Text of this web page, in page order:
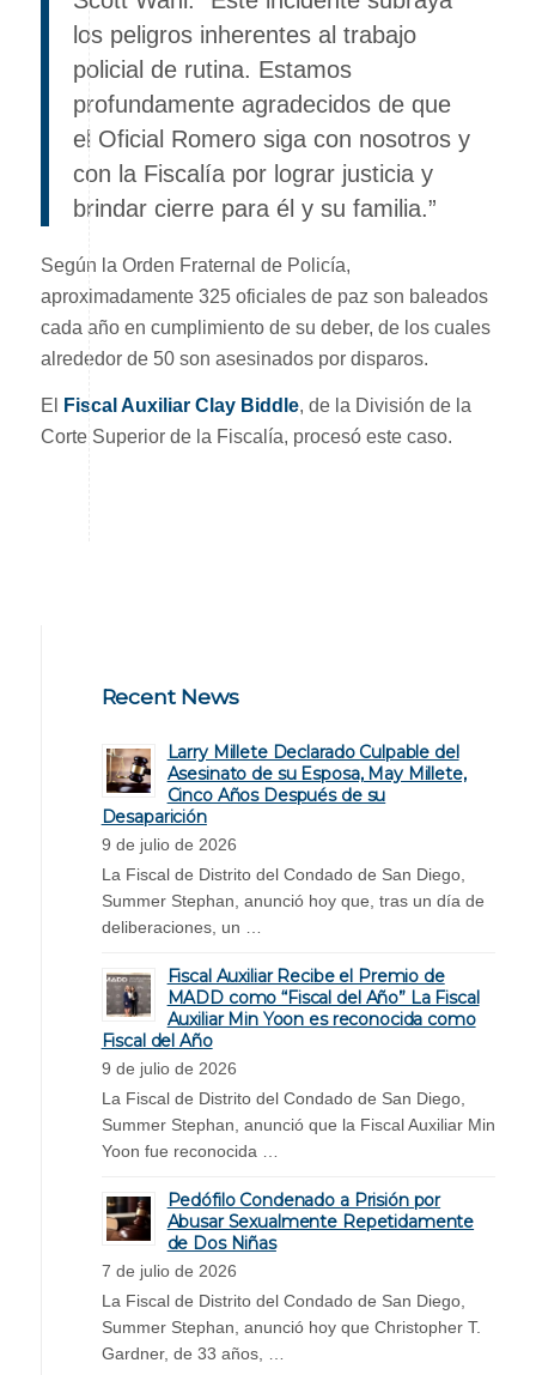
los peligros inherentes al trabajo
policial de rutina. Estamos
profundamente agradecidos de que
el Oficial Romero siga con nosotros y
con la Fiscalía por lograr justicia y
brindar cierre para él y su familia.”
Según la Orden Fraternal de Policía,
aproximadamente 325 oficiales de paz son baleados
cada año en cumplimiento de su deber, de los cuales
alrededor de 50 son asesinados por disparos.
El Fiscal Auxiliar Clay Biddle, de la División de la
Corte Superior de la Fiscalía, procesó este caso.
Recent News
Larry Millete Declarado Culpable del
Asesinato de su Esposa, May Millete,
Cinco Años Después de su
Desaparición
9 de julio de 2026
La Fiscal de Distrito del Condado de San Diego,
Summer Stephan, anunció hoy que, tras un día de
deliberaciones, un …
Fiscal Auxiliar Recibe el Premio de
MADD como “Fiscal del Año” La Fiscal
Auxiliar Min Yoon es reconocida como
Fiscal del Año
9 de julio de 2026
La Fiscal de Distrito del Condado de San Diego,
Summer Stephan, anunció que la Fiscal Auxiliar Min
Yoon fue reconocida …
Pedófilo Condenado a Prisión por
Abusar Sexualmente Repetidamente
de Dos Niñas
7 de julio de 2026
La Fiscal de Distrito del Condado de San Diego,
Summer Stephan, anunció hoy que Christopher T.
Gardner, de 33 años, …